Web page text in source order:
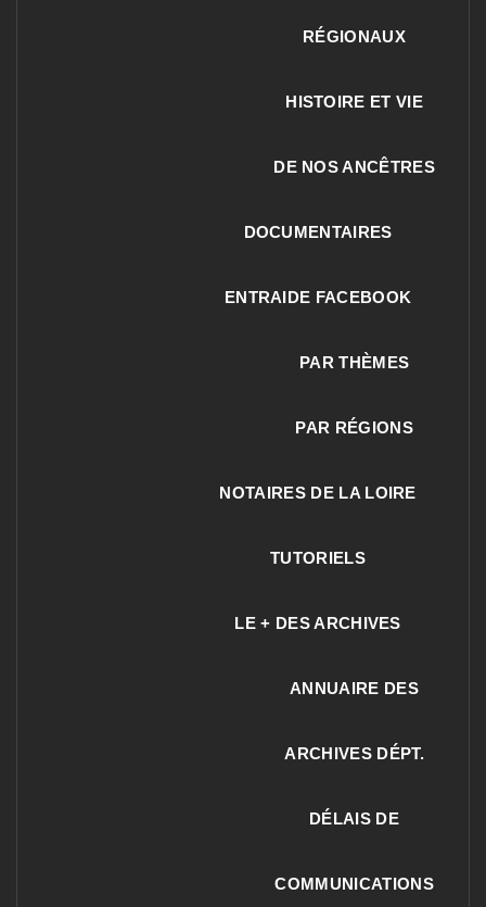
RÉGIONAUX
HISTOIRE ET VIE
DE NOS ANCÊTRES
DOCUMENTAIRES
ENTRAIDE FACEBOOK
PAR THÈMES
PAR RÉGIONS
NOTAIRES DE LA LOIRE
TUTORIELS
LE + DES ARCHIVES
ANNUAIRE DES
ARCHIVES DÉPT.
DÉLAIS DE
COMMUNICATIONS